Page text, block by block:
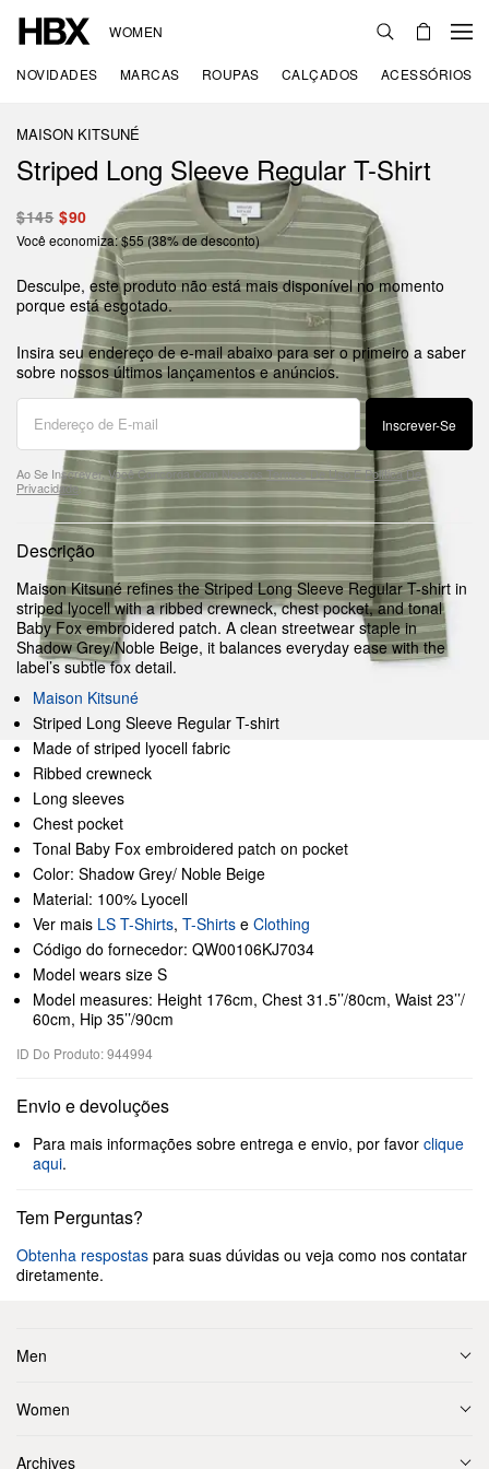
WOMEN
NOVIDADES MARCAS ROUPAS CALÇADOS ACESSÓRIOS
MAISON KITSUNÉ
Striped Long Sleeve Regular T-Shirt
$145 $90
Você economiza: $55 (38% de desconto)
Desculpe, este produto não está mais disponível no momento
porque está esgotado.
Insira seu endereço de e-mail abaixo para ser o primeiro a saber
sobre nossos últimos lançamentos e anúncios.
Inscrever-Se
Ao Se Inscrever, Você Concorda Com NossosTermos De UsoEPolítica De
Privacidade.
Descrição
Maison Kitsuné refines the Striped Long Sleeve Regular T-shirt in
striped lyocell with a ribbed crewneck, chest pocket, and tonal
Baby Fox embroidered patch. A clean streetwear staple in
Shadow Grey/Noble Beige, it balances everyday ease with the
label’s subtle fox detail.
Maison Kitsuné
Striped Long Sleeve Regular T-shirt
Made of striped lyocell fabric
Ribbed crewneck
Long sleeves
Chest pocket
Tonal Baby Fox embroidered patch on pocket
Color: Shadow Grey/ Noble Beige
Material: 100% Lyocell
Ver mais LS T-Shirts, T-Shirts e Clothing
Código do fornecedor: QW00106KJ7034
Model wears size S
Model measures: Height 176cm, Chest 31.5’’/80cm, Waist 23’’/
60cm, Hip 35’’/90cm
ID Do Produto: 944994
Envio e devoluções
Para mais informações sobre entrega e envio, por favor clique
aqui.
Tem Perguntas?
Obtenha respostas para suas dúvidas ou veja como nos contatar
diretamente.
Men
Women
Archives